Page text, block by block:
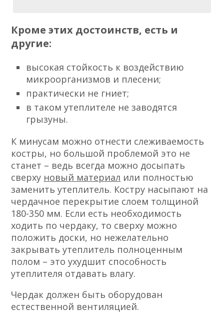
Кроме этих достоинств, есть и
другие:
высокая стойкость к воздействию
микроорганизмов и плесени;
практически не гниет;
в таком утеплителе не заводятся
грызуны.
К минусам можно отнести слеживаемость
костры, но большой проблемой это не
станет – ведь всегда можно досыпать
сверху новый материал или полностью
заменить утеплитель. Костру насыпают на
чердачное перекрытие слоем толщиной
180-350 мм. Если есть необходимость
ходить по чердаку, то сверху можно
положить доски, но нежелательно
закрывать утеплитель полноценным
полом – это ухудшит способность
утеплителя отдавать влагу.
Чердак должен быть оборудован
естественной вентиляцией.